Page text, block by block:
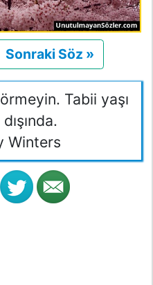
Sonraki Söz »
Tabii yaşı
Winters